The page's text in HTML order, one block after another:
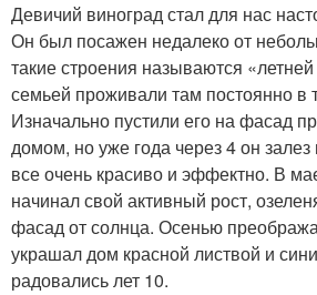
Девичий виноград стал для нас
Он был посажен недалеко от
такие строения называются
семьей проживали там постоянно в
Изначально пустили его на фасад
домом, но уже года через 4 он
все очень красиво и эффектно. В
начинал свой активный рост,
фасад от солнца. Осенью
украшал дом красной листвой и
радовались лет 10.